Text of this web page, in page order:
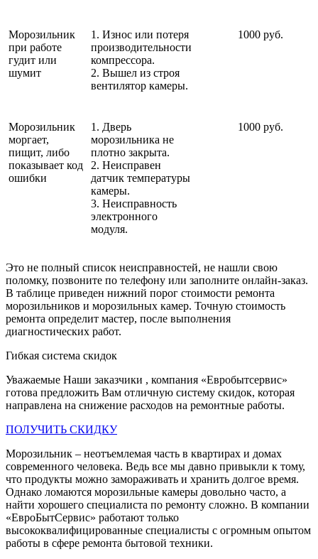
Морозильник
при работе
гудит или
шумит
1. Износ или потеря
производительности
компрессора.
2. Вышел из строя
вентилятор камеры.
1000 руб.
Морозильник
моргает,
пищит, либо
показывает код
ошибки
1. Дверь
морозильника не
плотно закрыта.
2. Неисправен
датчик температуры
камеры.
3. Неисправность
электронного
модуля.
1000 руб.
Это не полный список неисправностей, не нашли свою
поломку, позвоните по телефону или заполните онлайн-заказ.
В таблице приведен нижний порог стоимости ремонта
морозильников и морозильных камер. Точную стоимость
ремонта определит мастер, после выполнения
диагностических работ.
Гибкая система скидок
Уважаемые Наши заказчики , компания «Евробытсервис»
готова предложить Вам отличную систему скидок, которая
направлена на снижение расходов на ремонтные работы.
ПОЛУЧИТЬ СКИДКУ
Морозильник – неотъемлемая часть в квартирах и домах
современного человека. Ведь все мы давно привыкли к тому,
что продукты можно замораживать и хранить долгое время.
Однако ломаются морозильные камеры довольно часто, а
найти хорошего специалиста по ремонту сложно. В компании
«ЕвроБытСервис» работают только
высококвалифицированные специалисты с огромным опытом
работы в сфере ремонта бытовой техники.